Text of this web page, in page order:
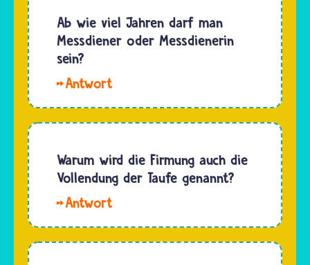
sie zum
ersten
Mal in…
als
Aufnahme
in das
vor Gott.
Mit der
Konfirmation
Firmung
bestätigen…
Ab wie viel Jahren darf man
Messdiener oder Messdienerin
sein?
Das ist
Gemeinde
zu
unterschiedlich.
Meistens
ist es
Warum wird die Firmung auch die
Vollendung der Taufe genannt?
ein